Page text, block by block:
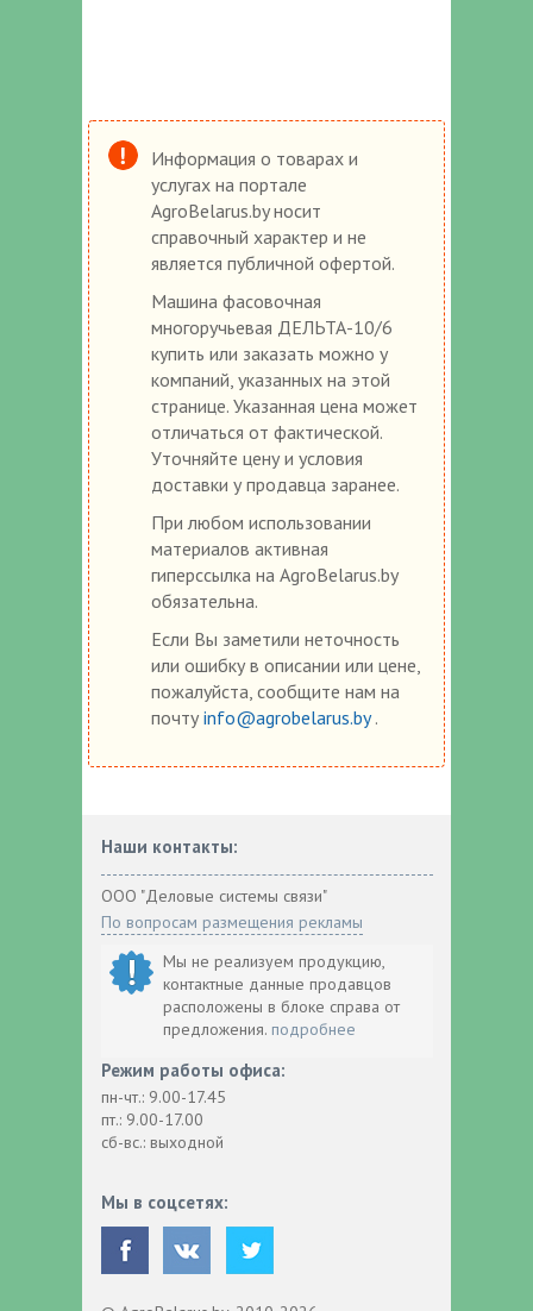
Информация о товарах и
услугах на портале
AgroBelarus.by носит
справочный характер и не
является публичной офертой.
Машина фасовочная
многоручьевая ДЕЛЬТА-10/6
купить или заказать можно у
компаний, указанных на этой
странице. Указанная цена может
отличаться от фактической.
Уточняйте цену и условия
доставки у продавца заранее.
При любом использовании
материалов активная
гиперссылка на AgroBelarus.by
обязательна.
Если Вы заметили неточность
или ошибку в описании или цене,
пожалуйста, сообщите нам на
почту info@agrobelarus.by.
Наши контакты:
ООО "Деловые системы связи"
По вопросам размещения рекламы
Мы не реализуем продукцию,
контактные данные продавцов
расположены в блоке справа от
предложения. подробнее
Режим работы офиса:
пн-чт.: 9.00-17.45
пт.: 9.00-17.00
сб-вс.: выходной
Мы в соцсетях: